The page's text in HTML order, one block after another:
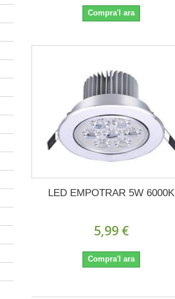
Compra'l ara
LED EMPOTRAR 5W 6000K
5,99 €
Compra'l ara